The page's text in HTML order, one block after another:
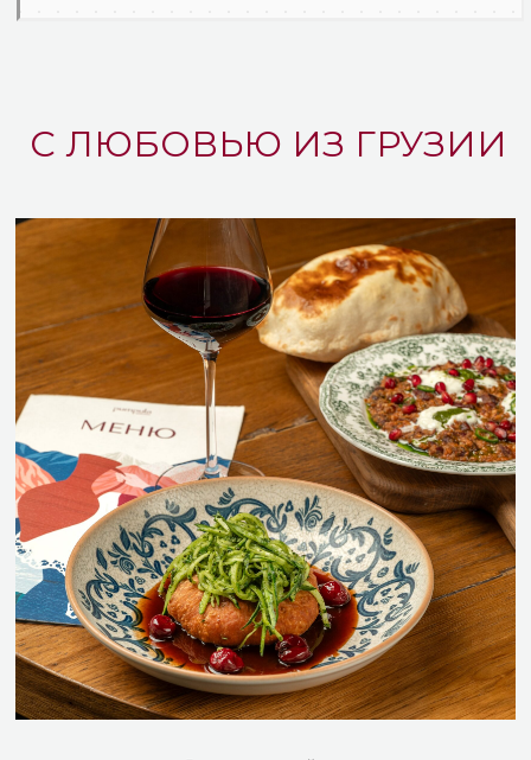
С ЛЮБОВЬЮ ИЗ ГРУЗИИ